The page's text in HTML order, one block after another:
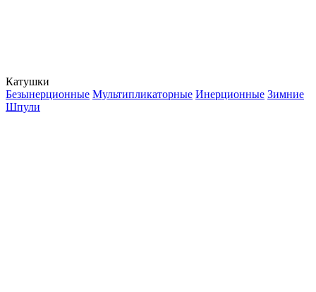
Катушки
Безынерционные Мультипликаторные Инерционные Зимние
Шпули